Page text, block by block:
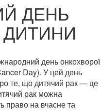
ДЕНЬ
день онкохворої
Day). У цей день
те, що дитячий рак — це
рак можна
право на вчасне та